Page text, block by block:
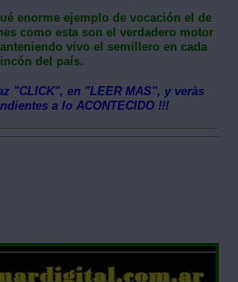
enorme ejemplo de vocación el de
como esta son el verdadero motor
vivo el semillero en cada
del país.
"CLICK", en "LEER MAS", y veràs
a lo ACONTECIDO !!!